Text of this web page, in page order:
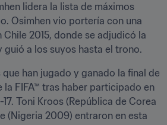
lidera la lista de máximos
Osimhen vio portería con una
2015, donde se adjudicó la
guió a los suyos hasta el trono.
que han jugado y ganado la final de
la FIFA™ tras haber participado en
Toni Kroos (República de Corea
(Nigeria 2009) entraron en esta